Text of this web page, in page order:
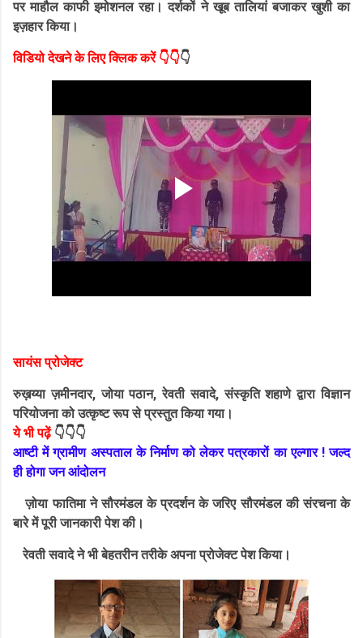
पर माहौल काफी इमोशनल रहा। दर्शकों ने खूब तालियां बजाकर खुशी का
इज़हार किया।
विडियो देखने के लिए क्लिक करें 👇👇👇
सायंस प्रोजेक्ट
रुख़य्या ज़मीनदार, जोया पठान, रेवती सवादे, संस्कृति शहाणे द्वारा विज्ञान
परियोजना को उत्कृष्ट रूप से प्रस्तुत किया गया।
ये भी पढ़ें 👇👇👇
आष्टी में ग्रामीण अस्पताल के निर्माण को लेकर पत्रकारों का एल्गार ! जल्द
ही होगा जन आंदोलन
ज़ोया फातिमा ने सौरमंडल के प्रदर्शन के जरिए सौरमंडल की संरचना के
बारे में पूरी जानकारी पेश की।
रेवती सवादे ने भी बेहतरीन तरीके अपना प्रोजेक्ट पेश किया।